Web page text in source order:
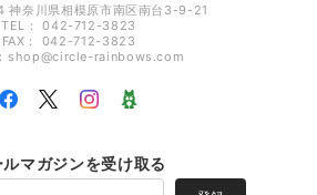
神奈川県相模原市南区南台3-9-21
TEL： 042-712-3823
FAX： 042-712-3823
shop@circle-rainbows.com
ルマガジンを受け取る